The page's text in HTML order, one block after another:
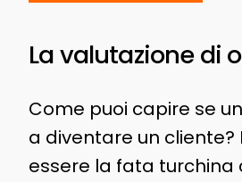
La valutazione di
Come puoi capire se
a diventare un
essere la fata turchina